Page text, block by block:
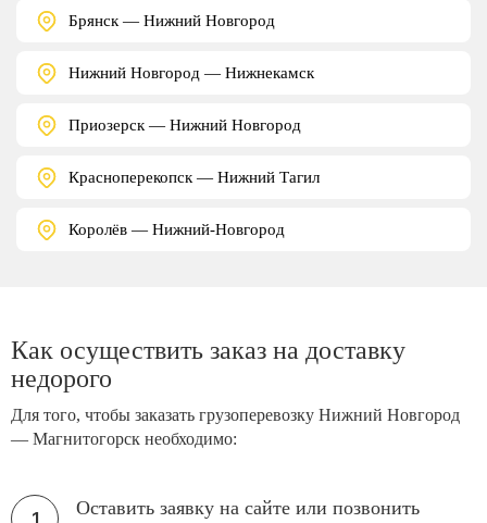
Брянск — Нижний Новгород
Нижний Новгород — Нижнекамск
Приозерск — Нижний Новгород
Красноперекопск — Нижний Тагил
Королёв — Нижний-Новгород
Как осуществить заказ на доставку
недорого
Для того, чтобы заказать грузоперевозку Нижний Новгород
— Магнитогорск необходимо:
Оставить заявку на сайте или позвонить